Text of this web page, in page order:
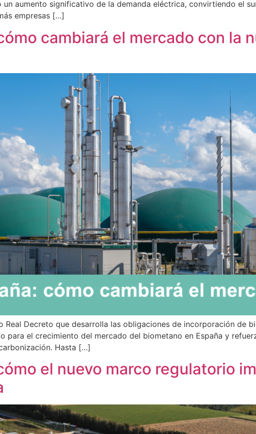
aumento significativo de la demanda eléctrica, convirtiendo el
empresas […]
cambiará el mercado con la
Real Decreto que desarrolla las obligaciones de incorporación de
para el crecimiento del mercado del biometano en España y
Hasta […]
el nuevo marco regulatorio